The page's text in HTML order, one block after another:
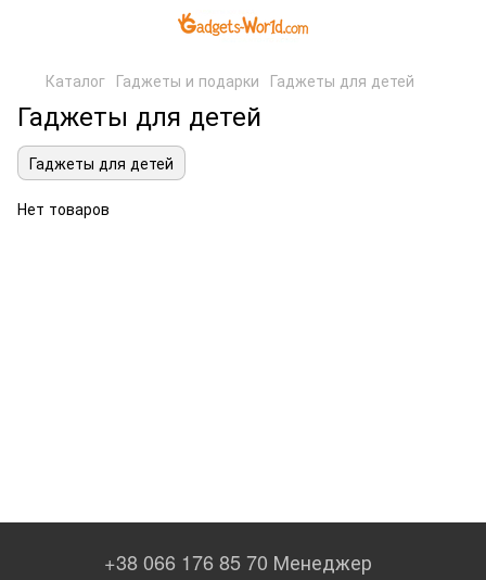
Каталог Гаджеты и подарки Гаджеты для детей
Гаджеты для детей
Гаджеты для детей
Нет товаров
+38 066 176 85 70 Менеджер